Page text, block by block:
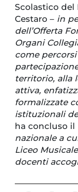
Scolastico del
Cestaro – in
dell’Offerta
Organi
come
territorio, alla
attiva,
formalizzate
istituzionali
ha concluso il
nazionale a
Liceo
docenti